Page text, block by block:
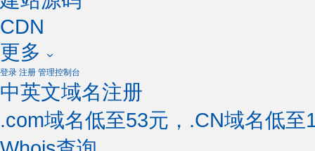
CDN
更多
登录 注册 管理控制台
中英文域名注册
.com域名低至53元，.CN域名低至